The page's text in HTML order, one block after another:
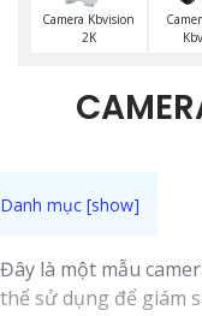
Camera Kbvision
2K
Đây là một mẫu
thể sử dụng để giám